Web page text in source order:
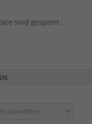
sind gesperrt.